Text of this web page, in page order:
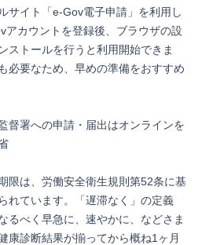
サイト「e-Gov電子申請」を利用し
アカウントを登録後、ブラウザの設
ストールを行うと利用開始できま
必要なため、早めの準備をおすすめ
督署への申請・届出はオンラインを
限は、 労働安全衛生規則第52条に基
れています。「遅滞なく」の定義
るべく早急に、速やかに、などさま
康診断結果が揃ってから概ね1ヶ月